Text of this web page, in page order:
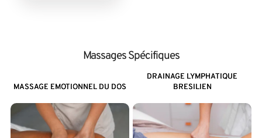
Massages Spécifiques
MASSAGE EMOTIONNEL DU DOS
DRAINAGE LYMPHATIQUE
BRESILIEN